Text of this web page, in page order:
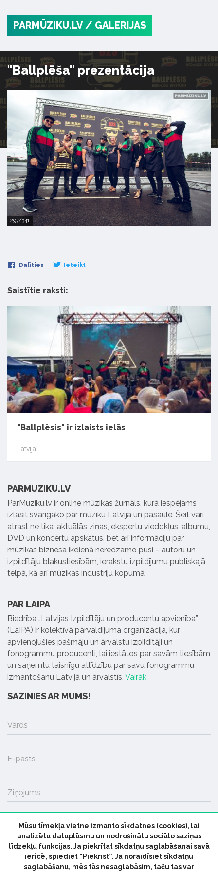
PARMŪZIKU.LV / GALERIJAS
"Ballplēša" prezentācija
297/341
Dalīties Ieteikt
Saistītie raksti:
"Ballplēsis" ir izlaists ielās
Latvijā
PARMUZIKU.LV
ParMuziku.lv ir online mūzikas žurnāls, kurā iespējams
izlasīt svarīgāko par mūziku Latvijā un pasaulē. Šeit vari
atrast ne tikai aktuālās ziņas, ekspertu viedokļus, albumu,
DVD un koncertu apskatus, bet arī informāciju par
mūzikas biznesa ikdienā neredzamo pusi – autoru un
izpildītāju blakustiesībām, ierakstu izpildījumu publiskajā
telpā, kā arī mūzikas industriju kopumā.
PAR LAIPA
Biedrība „Latvijas Izpildītāju un producentu apvienība”
(LaIPA) ir kolektīvā pārvaldījuma organizācija, kur
apvienojušies pašmāju un ārvalstu izpildītāji un
fonogrammu producenti, lai iestātos par savām tiesībām
un saņemtu taisnīgu atlīdzību par savu fonogrammu
izmantošanu Latvijā un ārvalstīs. Vairāk
SAZINIES AR MUMS!
Vārds
E-pasts
Ziņojums
SŪTĪT
Mūsu tīmekļa vietne izmanto sīkdatnes (cookies), lai
analizētu datuplūsmu un nodrošinātu sociālo saziņas
līdzekļu funkcijas. Ja piekrītat sīkdatņu saglabāšanai savā
ierīcē, spiediet “Piekrist”. Ja noraidīsiet sīkdatņu
saglabāšanu, mēs tās nesaglabāsim, taču tas var